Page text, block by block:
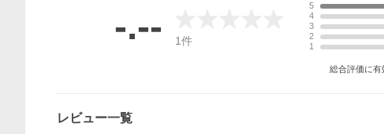
-.-- 1件
5
4
3
2
1
総合評価に有
レビュー一覧